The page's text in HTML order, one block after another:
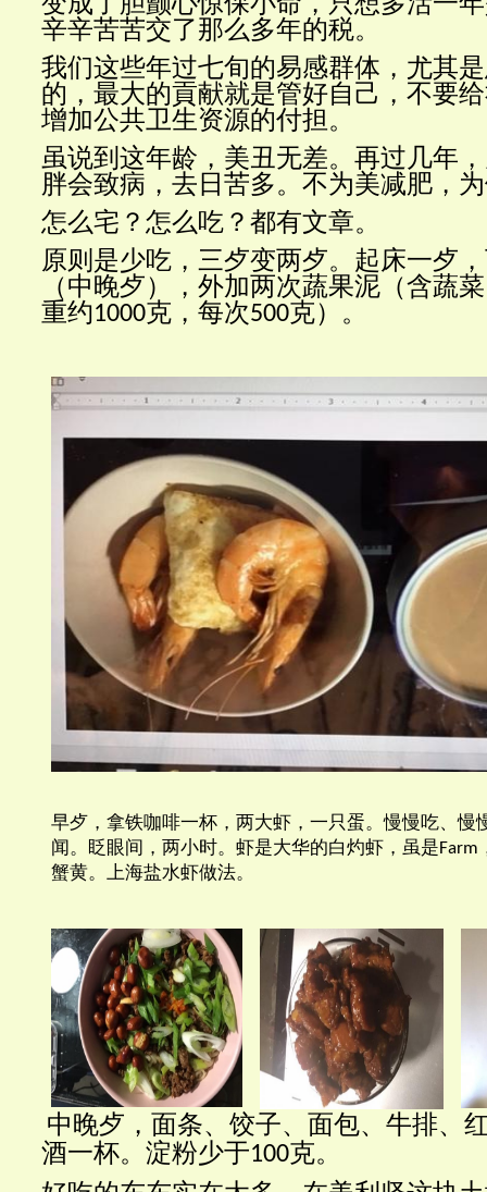
辛辛苦苦交了那么多年的税。
我们这些年过七旬的易感群体，尤其
的，最大的貢献就是管好自己，不要
增加公共卫生资源的付担。
虽说到这年龄，美丑无差。再过几年
胖会致病，去日苦多。不为美减肥，
怎么宅？怎么吃？都有文章。
原则是少吃，三歺变两歺。起床一歺
（中晚歺），外加两次蔬果泥（含蔬
重约1000克，每次500克）。
早歺，拿铁咖啡一杯，两大虾，一只蛋。慢慢吃、慢
闻。眨眼间，两小时。虾是大华的白灼虾，虽是Farm
蟹黄。上海盐水虾做法。
中晚歺，面条、饺子、面包、牛排、
酒一杯。淀粉少于100克。